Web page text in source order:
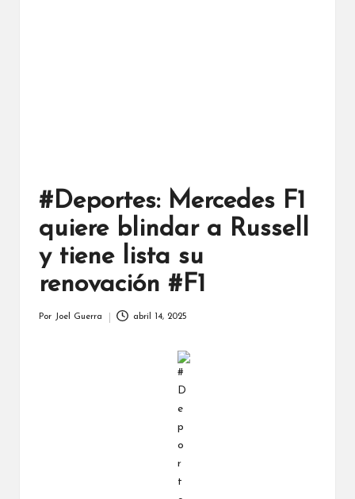
#Deportes: Mercedes F1
quiere blindar a Russell
y tiene lista su
renovación #F1
Por Joel Guerra abril 14, 2025